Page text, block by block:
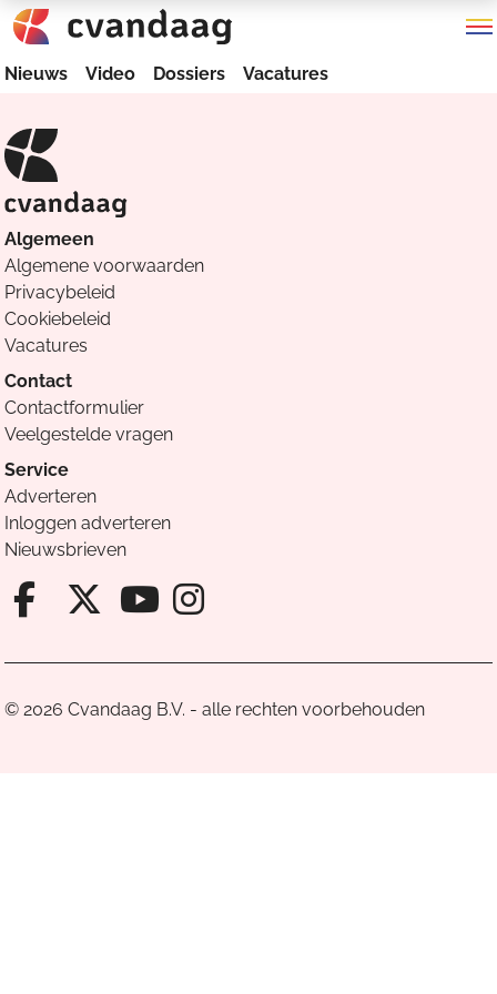
Nieuws Video Dossiers Vacatures
Algemeen
Algemene voorwaarden
Privacybeleid
Cookiebeleid
Vacatures
Contact
Contactformulier
Veelgestelde vragen
Service
Adverteren
Inloggen adverteren
Nieuwsbrieven
Facebook van Cvandaag
X van Cvandaag
Instagram van
© 2026 Cvandaag B.V. - alle rechten voorbehouden